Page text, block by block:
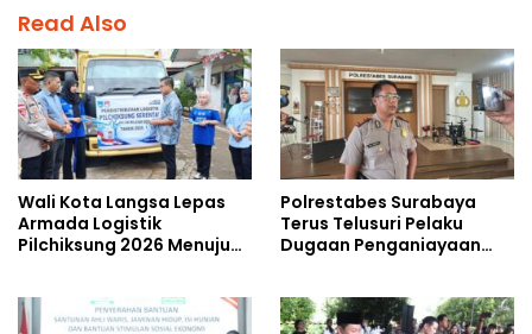
Read Also
Wali Kota Langsa Lepas
Armada Logistik
Pilchiksung 2026 Menuju
Polrestabes Surabaya
Terus Telusuri Pelaku
Dugaan Penganiayaan